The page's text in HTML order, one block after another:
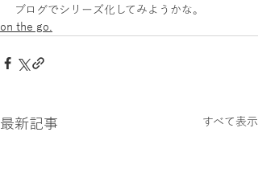
ブログでシリーズ化してみようかな。
on the go.
最新記事 すべて表示